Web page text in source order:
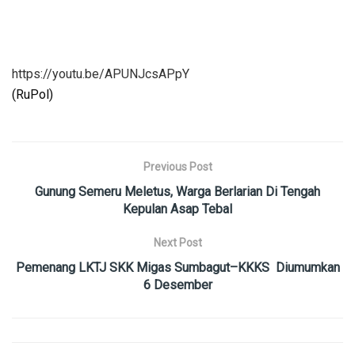
https://youtu.be/APUNJcsAPpY
(RuPol)
Previous Post
Gunung Semeru Meletus, Warga Berlarian Di Tengah
Kepulan Asap Tebal
Next Post
Pemenang LKTJ SKK Migas Sumbagut–KKKS Diumumkan
6 Desember